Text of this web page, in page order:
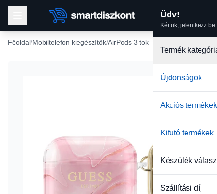
Üdv!
Kérjük, jelentkezz be.
Termék
Újdonságok
Akciós termékek
Kifutó termékek
Készülék
Szállítási díj
Főoldal Mobiltelefon kiegészítők AirPods 3 tok
-40%